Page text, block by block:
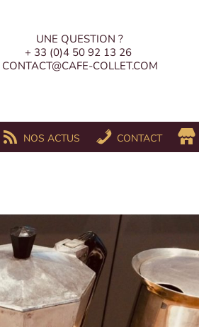
UNE QUESTION ?
+ 33 (0)4 50 92 13 26
CONTACT@CAFE-COLLET.COM
NOS ACTUS CONTACT